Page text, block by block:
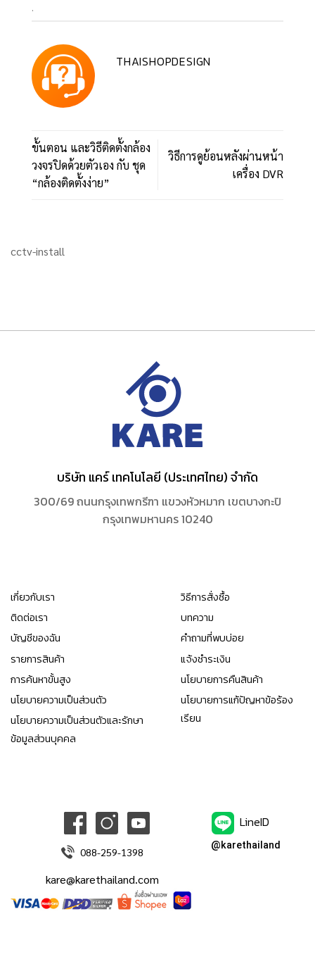
.
THAISHOPDESIGN
ขั้นตอน และวิธีติดตั้งกล้อง
วงจรปิดด้วยตัวเอง กับ ชุด
“กล้องติดตั้งง่าย”
วิธีการดูย้อนหลังผ่านหน้า
เครื่อง DVR
cctv-install
บริษัท แคร์ เทคโนโลยี (ประเทศไทย) จำกัด
300/69 ถนนกรุงเทพกรีฑา แขวงหัวหมาก เขตบางกะปิ
กรุงเทพมหานคร 10240
เกี่ยวกับเรา
ติดต่อเรา
บัญชีของฉัน
รายการสินค้า
การค้นหาขั้นสูง
นโยบายความเป็นส่วนตัว
นโยบายความเป็นส่วนตัวและรักษา
ข้อมูลส่วนบุคคล
วิธีการสั่งซื้อ
บทความ
คำถามที่พบบ่อย
แจ้งชำระเงิน
นโยบายการคืนสินค้า
นโยบายการแก้ปัญหาข้อร้อง
เรียน
088-259-1398
kare@karethailand.com
LineID
@karethailand